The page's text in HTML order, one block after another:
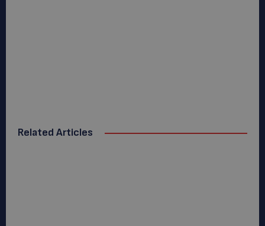
Related Articles